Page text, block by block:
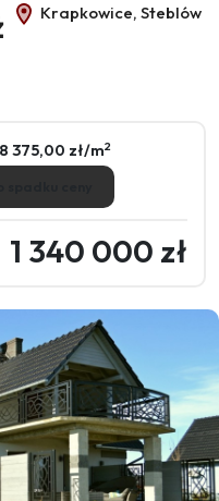
Krapkowice, Steblów
8 375,00 zł/m2
1 340 000 zł